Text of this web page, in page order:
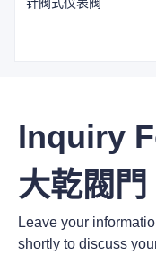
Inquiry
大乾閥門
Leave your
shortly to discuss